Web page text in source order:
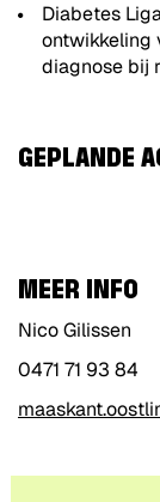
Diabetes
ontwikkeling
diagnose bij
GEPLANDE
MEER INFO
Nico Gilissen
0471 71 93 84